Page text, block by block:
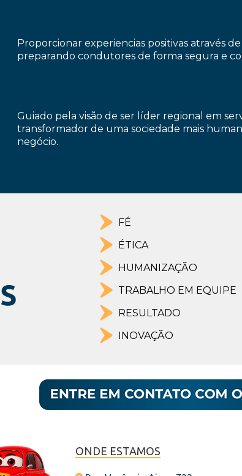
Proporcionar experiencias positivas através
preparando condutores de forma segura e
Guiado pela visão de ser líder regional em
transformador de uma sociedade mais
negócio.
FÉ
ÉTICA
HUMANIZAÇÃO
TRABALHO EM EQUIPE
RESULTADO
INOVAÇÃO
ONDE ESTAMOS